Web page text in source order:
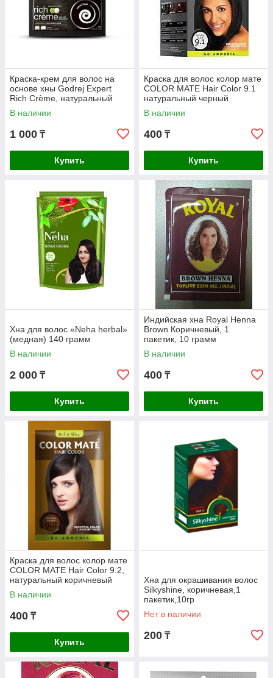
Краска-крем для волос на
основе хны Godrej Expert
Rich Crème, натуральный
черный (natural black)
В наличии
1 000 ₸
Купить
Краска для волос колор мате
COLOR MATE Hair Color 9.1
натуральный черный
В наличии
400 ₸
Купить
Хна для волос «Neha herbal»
(медная) 140 грамм
В наличии
2 000 ₸
Купить
Индийская хна Royal Henna
Brown Коричневый, 1
пакетик, 10 грамм
В наличии
400 ₸
Купить
Краска для волос колор мате
COLOR MATE Hair Color 9.2,
натуральный коричневый
В наличии
400 ₸
Купить
Хна для окрашивания волос
Silkyshine, коричневая,1
пакетик,10гр
Нет в наличии
200 ₸